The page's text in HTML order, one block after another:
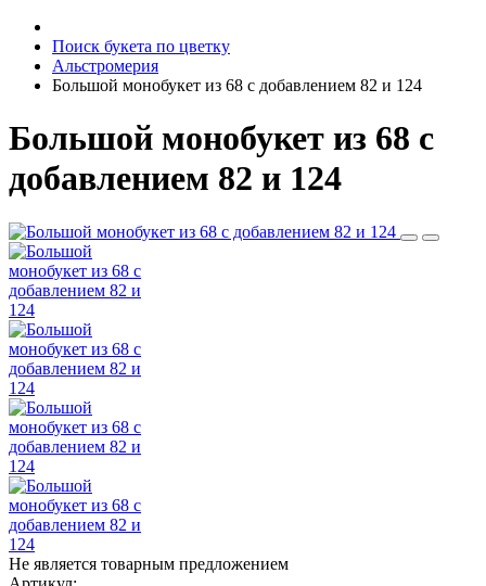
Поиск букета по цветку
Альстромерия
Большой монобукет из 68 c добавлением 82 и 124
Большой монобукет из 68 c
добавлением 82 и 124
Не является товарным предложением